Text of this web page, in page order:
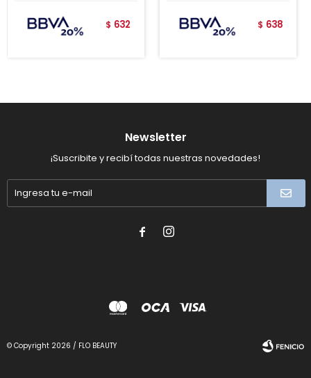
$ 632 $ 638
Newsletter
¡Suscribite y recibí todas nuestras novedades!
 
© Copyright 2026 / FLO BEAUTY